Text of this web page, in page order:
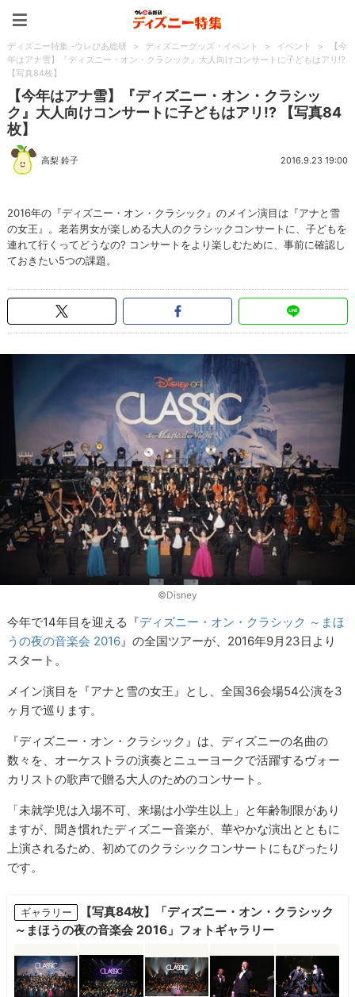
ディズニー特集 -ウレぴあ総研 > ディズニーグッズ・イベント > イベント >
【今
年はアナ雪】『ディズニー・オン・クラシック』大人向けコンサートに子どもはアリ!?
【写真84枚】
【今年はアナ雪】『ディズニー・オン・クラシッ
ク』大人向けコンサートに子どもはアリ!? 【写真84
枚】
高梨 鈴子 2016.9.23 19:00
2016年の『ディズニー・オン・クラシック』のメイン演目は『アナと雪
の女王』。老若男女が楽しめる大人のクラシックコンサートに、子どもを
連れて行くってどうなの? コンサートをより楽しむために、事前に確認し
ておきたい5つの課題。
©Disney
今年で14年目を迎える『ディズニー・オン・クラシック ～まほ
うの夜の音楽会 2016』の全国ツアーが、2016年9月23日より
スタート。
メイン演目を『アナと雪の女王』とし、全国36会場54公演を3
ヶ月で巡ります。
『ディズニー・オン・クラシック』は、ディズニーの名曲の
数々を、オーケストラの演奏とニューヨークで活躍するヴォー
カリストの歌声で贈る大人のためのコンサート。
「未就学児は入場不可、来場は小学生以上」と年齢制限があり
ますが、聞き慣れたディズニー音楽が、華やかな演出とともに
上演されるため、初めてのクラシックコンサートにもぴったり
です。
ギャラリー
【写真84枚】「ディズニー・オン・クラシック
～まほうの夜の音楽会 2016」フォトギャラリー